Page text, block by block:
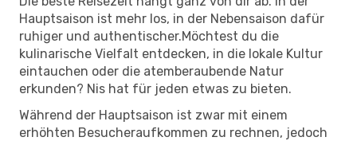
Hauptsaison ist mehr los, in der Nebensaison dafür
ruhiger und authentischer.Möchtest du die
kulinarische Vielfalt entdecken, in die lokale Kultur
eintauchen oder die atemberaubende Natur
erkunden? Nis hat für jeden etwas zu bieten.
Während der Hauptsaison ist zwar mit einem
erhöhten Besucheraufkommen zu rechnen, jedoch